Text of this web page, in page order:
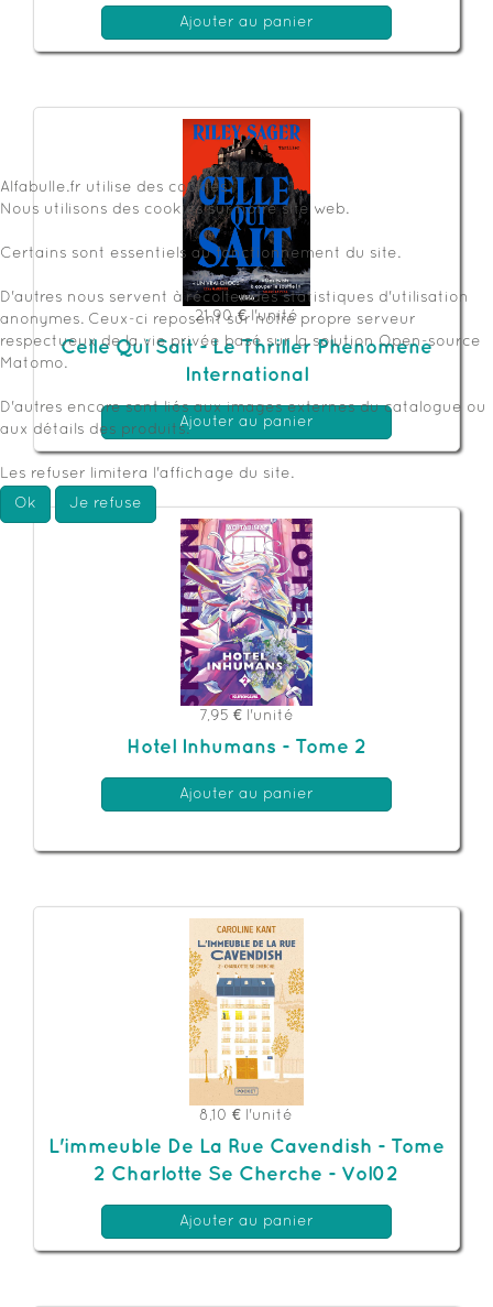
Ajouter au panier
21,90 € l'unité
Celle Qui Sait - Le Thriller Phenomene
International
Ajouter au panier
7,95 € l'unité
Hotel Inhumans - Tome 2
Ajouter au panier
8,10 € l'unité
L'immeuble De La Rue Cavendish - Tome
2 Charlotte Se Cherche - Vol02
Ajouter au panier
Alfabulle.fr utilise des cookies
Nous utilisons des cookies sur notre site web.
Certains sont essentiels au fonctionnement du site.
D'autres nous servent à récolter des statistiques d'utilisation
anonymes. Ceux-ci reposent sur notre propre serveur
respectueux de la vie privée basé sur la solution Open-source
Matomo.
D'autres encore sont liés aux images externes du catalogue ou
aux détails des produits.
Les refuser limitera l'affichage du site.
Ok Je refuse